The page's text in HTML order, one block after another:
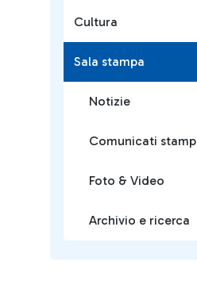
Cultura
Sala stampa
Notizie
Comunicati
Foto & Video
Archivio e ricerca